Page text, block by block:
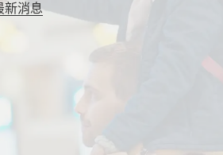
新消息